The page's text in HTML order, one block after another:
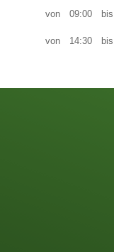
von 09:00 bis
von 14:30 bis